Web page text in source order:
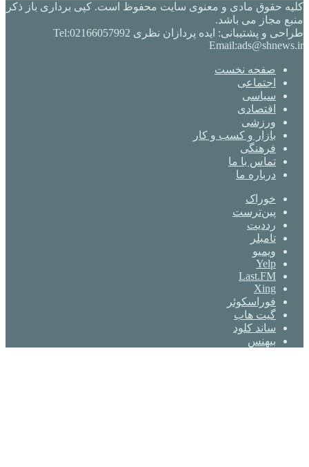
کلیه حقوق مادی و معنوی سایت محفوظ است. کپی برداری باز ذکر
منبع مجاز می باشد.
طراحی و پشتیبانی: ایده پردازان نظری Tel:02166057992
Email:ads@shnews.ir
صفحه نخست
اجتماعی
سیاسی
اقتصادی
ورزشی
بازار و کسب و کار
فرهنگی
تماس با ما
درباره ما
خوراک
‫پین‌ترست
‫رددیت
‫تامبلر
ویمیو
Yelp
Last.FM
Xing
فوراسکوئر
گیت ‌هاب
ساند کلود
بیهنس